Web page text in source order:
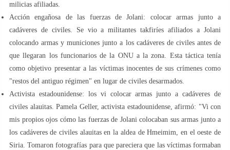
milicias afiliadas.
Acción engañosa de las fuerzas de Jolani: colocar armas junto a
cadáveres de civiles. Se vio a militantes takfiríes afiliados a Jolani
colocando armas y municiones junto a los cadáveres de civiles antes de
que llegaran los funcionarios de la ONU a la zona. Esta táctica tenía
como objetivo presentar a las víctimas inocentes de sus crímenes como
"restos del antiguo régimen" en lugar de civiles desarmados.
Activista estadounidense: los vi colocar armas junto a cadáveres de
civiles alauitas. Pamela Geller, activista estadounidense, afirmó: "Vi con
mis propios ojos cómo las fuerzas de Jolani colocaban sus armas junto a
los cadáveres de civiles alauitas en la aldea de Hmeimim, en el oeste de
Siria. Tomaron fotografías para que pareciera que las víctimas formaban